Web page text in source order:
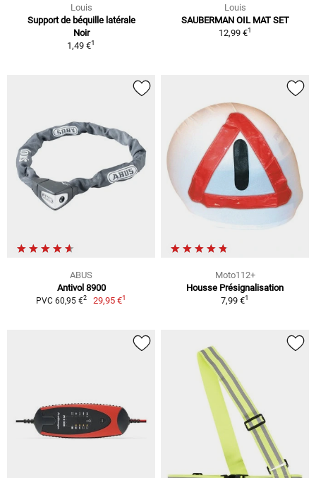
Louis
Support de béquille latérale
Noir
1,49 €1
Louis
SAUBERMAN OIL MAT SET
12,99 €1
ABUS
Antivol 8900
PVC 60,95 €2 29,95 €1
Moto112+
Housse Présignalisation
7,99 €1